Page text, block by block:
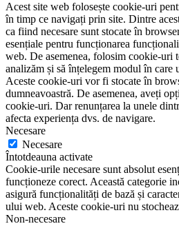
Acest site web folosește cookie-uri
în timp ce navigați prin site. Dintre
ca fiind necesare sunt stocate în
esențiale pentru funcționarea
web. De asemenea, folosim cookie-uri
analizăm și să înțelegem modul în care
Aceste cookie-uri vor fi stocate în
dumneavoastră. De asemenea, aveți
cookie-uri. Dar renunțarea la unele
afecta experiența dvs. de navigare.
Necesare
Necesare
Întotdeauna activate
Cookie-urile necesare sunt absolut
funcționeze corect. Această categorie
asigură funcționalități de bază și
ului web. Aceste cookie-uri nu
Non-necesare